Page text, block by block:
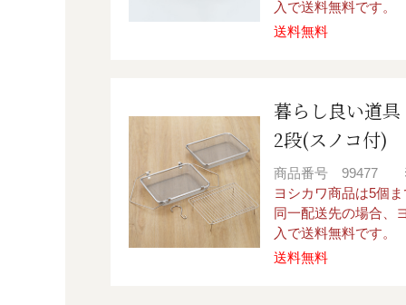
入で送料無料です。
送料無料
暮らし良い道
2段(スノコ付)
商品番号 99477
ヨシカワ商品は5個
同一配送先の場合、
入で送料無料です。
送料無料